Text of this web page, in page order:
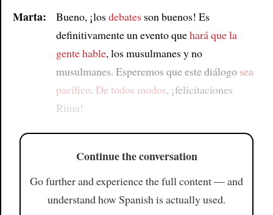
Marta: Bueno, ¡losdebatesson buenos! Es
definitivamente un evento quehará que la
gente hable, los musulmanes y no
musulmanes. Esperemos que este diálogo sea
pacífico. De todos modos, ¡felicitaciones
Rima!
Continue the conversation
Go further and experience the full content — and
understand how Spanish is actually used.